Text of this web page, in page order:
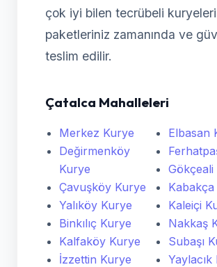
çok iyi bilen tecrübeli
paketleriniz zamanında ve
teslim edilir.
Çatalca Mahalleleri
Merkez Kurye
Değirmenköy
Kurye
Çavuşköy Kurye
Yalıköy Kurye
Binkılıç Kurye
Kalfaköy Kurye
İzzettin Kurye
Elbasan
Gökçeali
Kaleiçi
Nakkaş
Subaşı
Yaylacık